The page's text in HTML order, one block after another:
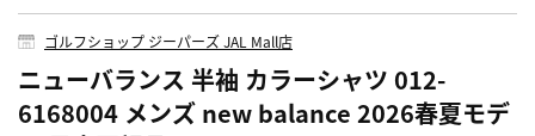
ゴルフショップ ジーパーズ JAL Mall店
ニューバランス 半袖 カラーシャツ 012-
6168004 メンズ new balance 2026春夏モデ